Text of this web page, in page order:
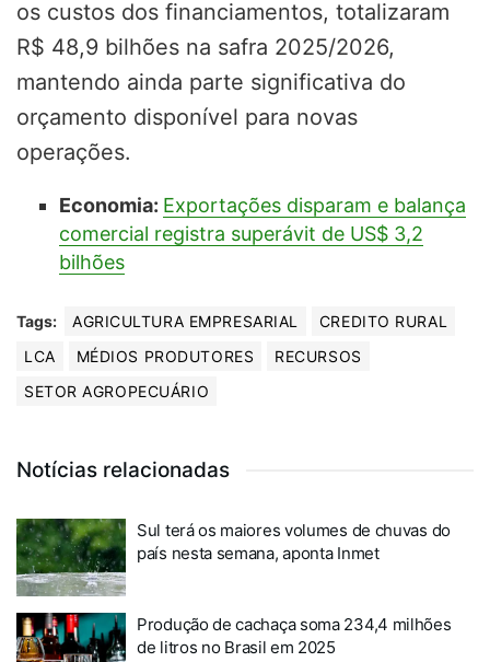
os custos dos financiamentos, totalizaram
R$ 48,9 bilhões na safra 2025/2026,
mantendo ainda parte significativa do
orçamento disponível para novas
operações.
Economia: Exportações disparam e balança
comercial registra superávit de US$ 3,2
bilhões
Tags: AGRICULTURA EMPRESARIAL
CREDITO RURAL
LCA
MÉDIOS PRODUTORES
RECURSOS
SETOR AGROPECUÁRIO
Notícias relacionadas
Sul terá os maiores volumes de chuvas do
país nesta semana, aponta Inmet
Produção de cachaça soma 234,4 milhões
de litros no Brasil em 2025